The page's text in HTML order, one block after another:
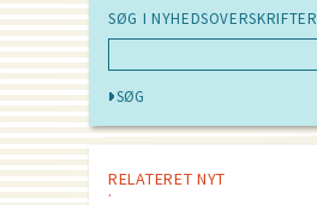
SØG I NYHEDSOVERSKRIFTER
RELATERET NYT